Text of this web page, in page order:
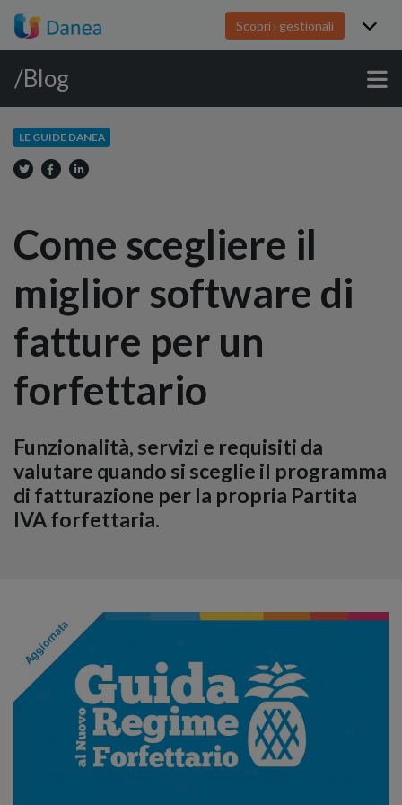
Scopri i gestionali
/Blog
LE GUIDE DANEA
Come scegliere il
miglior software di
fatture per un
forfettario
Funzionalità, servizi e requisiti da
valutare quando si sceglie il programma
di fatturazione per la propria Partita
IVA forfettaria.